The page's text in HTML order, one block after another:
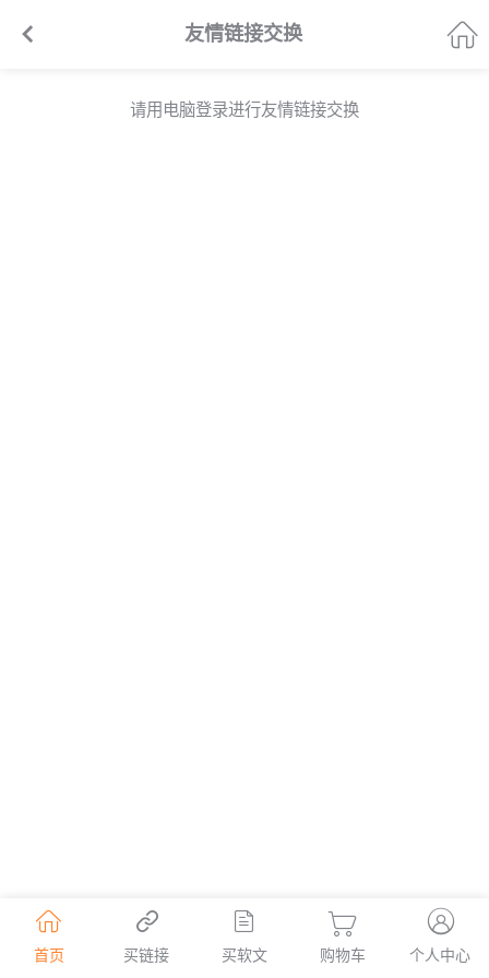
 友情链接交换 
请用电脑登录进行友情链接交换

首页

买链接

买软文

购物车

个人中心